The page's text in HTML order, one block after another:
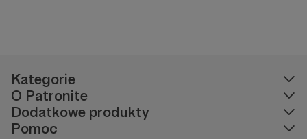
Kategorie
O Patronite
Dodatkowe produkty
Pomoc